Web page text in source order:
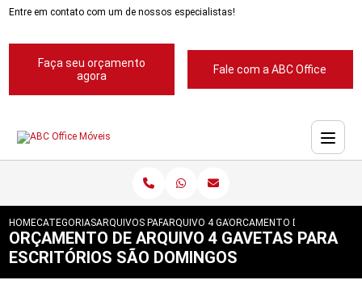
Entre em contato com um de nossos especialistas!
Faça seu orçamento
agora
Fale com a ABC Office
HOMECATEGORIASARQUIVOS PARA ESCRITORIOS
ARQUIVO 4 GAVETAS PARA ESCRITORIOS
ORCAMENTO DE ARQUIVO 4
ORÇAMENTO DE ARQUIVO 4 GAVETAS PARA
ESCRITÓRIOS SÃO DOMINGOS